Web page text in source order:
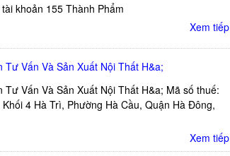
khoản 155 Thành Phẩm
Xem tiếp
Tư Vấn Và Sản Xuất Nội Thất H&a;
Tư Vấn Và Sản Xuất Nội Thất H&a; Mã số thuế:
4 Hà Trì, Phường Hà Cầu, Quận Hà Đông,
Xem tiếp